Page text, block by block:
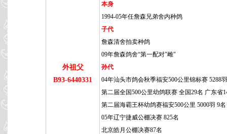
外祖父
B93-6440331
本身
1994-05年任詹森兄弟舍内种鸽
子代
詹森清舍拍卖种鸽
09年詹森鸽舍“第一配对”雌"
孙代
04年汕头市鸽会秋季福安500公里锦标赛 5288
第二届全国500公里幼鸽联赛 全国29名 广东省
第二届海霸王杯幼鸽赛福安500公里 5000羽 9名
05年辽宁捷威公棚决赛 825名
北京皓月公棚决赛87名